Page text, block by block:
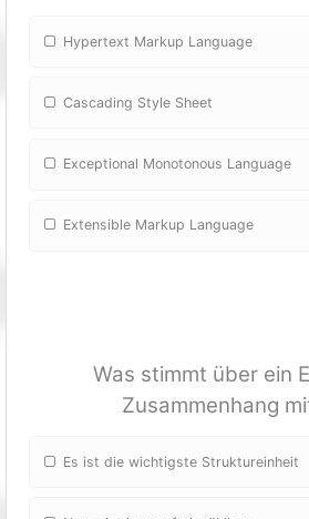
Hypertext Markup Language
Cascading Style Sheet
Exceptional Monotonous Language
Extensible Markup Language
Was stimmt über ein
Zusammenhang
Es ist die wichtigste Struktureinheit